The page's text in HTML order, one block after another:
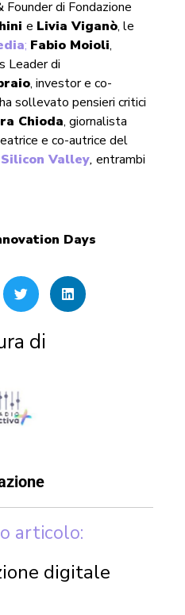
Founder di Fondazione
e Livia Viganò, le
; Fabio Moioli,
Leader di
, investor e co-
sollevato pensieri critici
Chioda, giornalista
e co-autrice del
Silicon Valley, entrambi
Days
di
articolo:
digitale